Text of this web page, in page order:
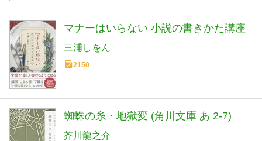
マナーはいらない 小説の書きかた講座
三浦しをん
2150
蜘蛛の糸・地獄変 (角川文庫 あ 2-7)
芥川龍之介